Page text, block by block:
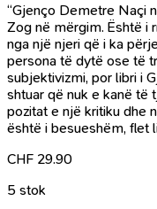
“Gjenço Demetre Naçi
Zog në mërgim. Është i
nga një njeri që i ka
persona të dytë ose të
subjektivizmi, por libri i
shtuar që nuk e kanë të
pozitat e një kritiku dhe
është i besueshëm, flet
CHF 29.90
5 stok